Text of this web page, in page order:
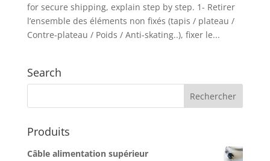
for secure shipping, explain step by step. 1- Retirer
l’ensemble des éléments non fixés (tapis / plateau /
Contre-plateau / Poids / Anti-skating..), fixer le...
Search
Produits
Câble alimentation supérieur